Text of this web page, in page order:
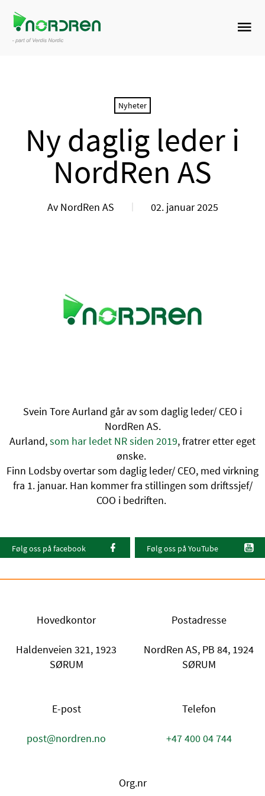
Nyheter
Ny daglig leder i
NordRen AS
Av NordRen AS 02. januar 2025
Svein Tore Aurland går av som daglig leder/ CEO i
NordRen AS.
Aurland,som har ledet NR siden 2019, fratrer etter eget
ønske.
Finn Lodsby overtar som daglig leder/ CEO, med virkning
fra 1. januar. Han kommer fra stillingen som driftssjef/
COO i bedriften.
Følg oss på facebook Følg oss på YouTube
Hovedkontor
Haldenveien 321, 1923
SØRUM
Postadresse
NordRen AS, PB 84, 1924
SØRUM
E-post
post@nordren.no
Telefon
+47 400 04 744
Org.nr